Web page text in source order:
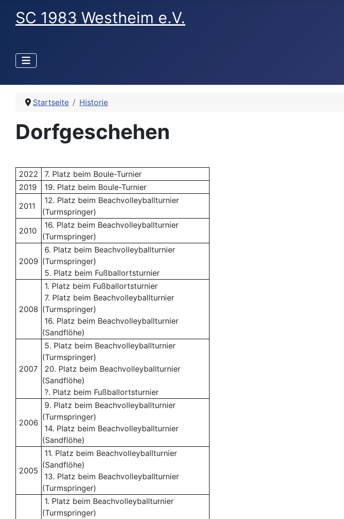
SC 1983 Westheim e.V.
Startseite Historie
Dorfgeschehen
2022
7. Platz beim Boule-Turnier
2019
19. Platz beim Boule-Turnier
2011
12. Platz beim Beachvolleyballturnier
(Turmspringer)
2010
16. Platz beim Beachvolleyballturnier
(Turmspringer)
2009
6. Platz beim Beachvolleyballturnier
(Turmspringer)
5. Platz beim Fußballortsturnier
2008
1. Platz beim Fußballortsturnier
7. Platz beim Beachvolleyballturnier
(Turmspringer)
16. Platz beim Beachvolleyballturnier
(Sandflöhe)
2007
5. Platz beim Beachvolleyballturnier
(Turmspringer)
20. Platz beim Beachvolleyballturnier
(Sandflöhe)
?. Platz beim Fußballortsturnier
2006
9. Platz beim Beachvolleyballturnier
(Turmspringer)
14. Platz beim Beachvolleyballturnier
(Sandflöhe)
2005
11. Platz beim Beachvolleyballturnier
(Sandflöhe)
13. Platz beim Beachvolleyballturnier
(Turmspringer)
1. Platz beim Beachvolleyballturnier
(Turmspringer)